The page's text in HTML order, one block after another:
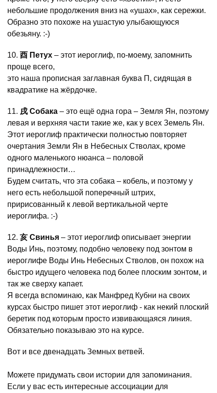
небольшие продолжения вниз на «ушах», как сережки.
Образно это похоже на ушастую улыбающуюся
обезьяну. :-)
10. 酉 Петух – этот иероглиф, по-моему, запомнить
проще всего,
это наша прописная заглавная буква П, сидящая в
квадратике на жёрдочке.
11. 戌 Собака – это ещё одна гора – Земля Ян, поэтому
левая и верхняя части такие же, как у всех Земель Ян.
Этот иероглиф практически полностью повторяет
очертания Земли Ян в Небесных Стволах, кроме
одного маленького нюанса – половой
принадлежности…
Будем считать, что эта собака – кобель, и поэтому у
него есть небольшой поперечный штрих,
пририсованный к левой вертикальной черте
иероглифа. :-)
12. 亥 Свинья – этот иероглиф описывает энергии
Воды Инь, поэтому, подобно человеку под зонтом в
иероглифе Воды Инь Небесных Стволов, он похож на
быстро идущего человека под более плоским зонтом, и
так же сверху капает.
Я всегда вспоминаю, как Манфред Кубни на своих
курсах быстро пишет этот иероглиф - как некий плоский
беретик под которым просто извивающаяся линия.
Обязательно показываю это на курсе.
Вот и все двенадцать Земных ветвей.
Можете придумать свои истории для запоминания.
Если у вас есть интересные ассоциации для